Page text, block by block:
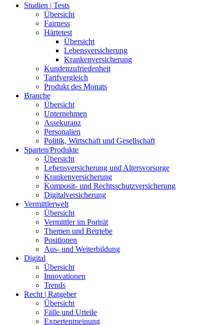
Studien | Tests
Übersicht
Fairness
Härtetest
Übersicht
Lebensversicherung
Krankenversicherung
Kundenzufriedenheit
Tarifvergleich
Produkt des Monats
Branche
Übersicht
Unternehmen
Assekuranz
Personalien
Politik, Wirtschaft und Gesellschaft
Sparten/Produkte
Übersicht
Lebensversicherung und Altersvorsorge
Krankenversicherung
Komposit- und Rechtsschutzversicherung
Digitalversicherung
Vermittlerwelt
Übersicht
Vermittler im Porträt
Themen und Betriebe
Positionen
Aus- und Weiterbildung
Digital
Übersicht
Innovationen
Trends
Recht | Ratgeber
Übersicht
Fälle und Urteile
Expertenmeinung